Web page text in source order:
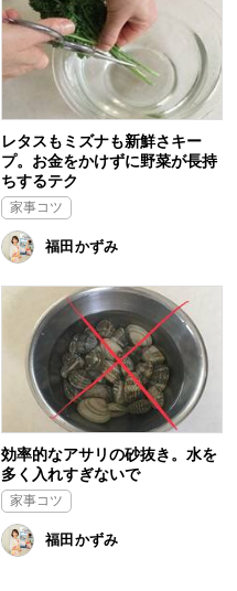
レタスもミズナも新鮮さキー
プ。お金をかけずに野菜が長持
ちするテク
家事コツ
福田かずみ
効率的なアサリの砂抜き。水を
多く入れすぎないで
家事コツ
福田かずみ